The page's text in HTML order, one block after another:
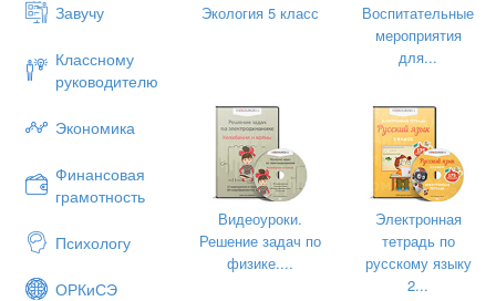
Завучу
Классному
руководителю
Экономика
Финансовая
грамотность
Психологу
ОРКиСЭ
Для закаливания организма
В творческой деятельности
рисовали "дерево
здоровья".
В завершении
проекта провели
выше, сильнее".
Результатпроекта
-дети знают летние и
Экология 5 класс
Воспитательные
мероприятия
для...
Видеоуроки.
Решение задач по
физике....
Электронная
тетрадь по
русскому языку
2...